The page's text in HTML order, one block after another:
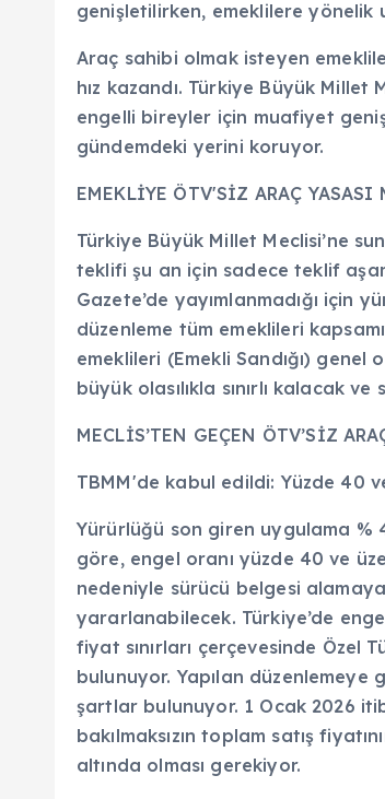
genişletilirken, emeklilere yönelik
Araç sahibi olmak isteyen
hız kazandı. Türkiye Büyük Millet
engelli bireyler için muafiyet
gündemdeki yerini koruyor.
EMEKLİYE ÖTV'SİZ ARAÇ
Türkiye Büyük Millet Meclisi’ne
teklifi şu an için sadece teklif
Gazete’de yayımlanmadığı için
düzenleme tüm emeklileri
emeklileri (Emekli Sandığı) genel
büyük olasılıkla sınırlı kalacak
MECLİS’TEN GEÇEN ÖTV’SİZ
TBMM'de kabul edildi: Yüzde 40
Yürürlüğü son giren uygulama %
göre, engel oranı yüzde 40 ve
nedeniyle sürücü belgesi
yararlanabilecek. Türkiye’de
fiyat sınırları çerçevesinde Özel
bulunuyor. Yapılan düzenlemeye
şartlar bulunuyor. 1 Ocak 2026
bakılmaksızın toplam satış
altında olması gerekiyor.